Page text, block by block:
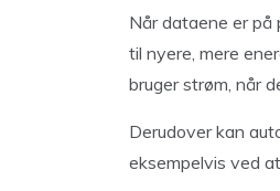
Når dataene er på
til nyere, mere
bruger strøm, når
Derudover kan
eksempelvis ved